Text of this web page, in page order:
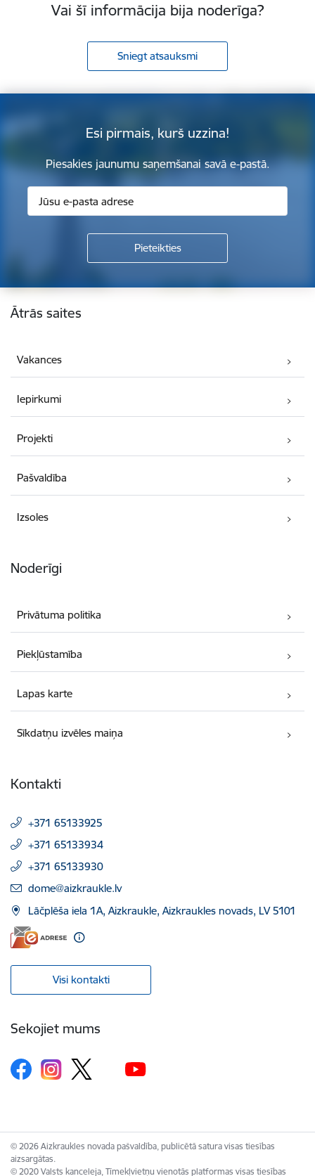
Vai šī informācija bija noderīga?
Sniegt atsauksmi
Esi pirmais, kurš uzzina!
Piesakies jaunumu saņemšanai savā e-pastā.
Kājene
Ātrās saites
Vakances
Iepirkumi
Projekti
Pašvaldība
Izsoles
Noderīgi
Privātuma politika
Piekļūstamība
Lapas karte
Sīkdatņu izvēles maiņa
Kontakti
+371 65133925
+371 65133934
+371 65133930
E-pasts:
dome@aizkraukle.lv
Lāčplēša iela 1A, Aizkraukle, Aizkraukles novads, LV 5101
Visi kontakti
Sekojiet mums
© 2026 Aizkraukles novada pašvaldība, publicētā satura visas tiesības
aizsargātas.
© 2020 Valsts kanceleja, Tīmekļvietņu vienotās platformas visas tiesības